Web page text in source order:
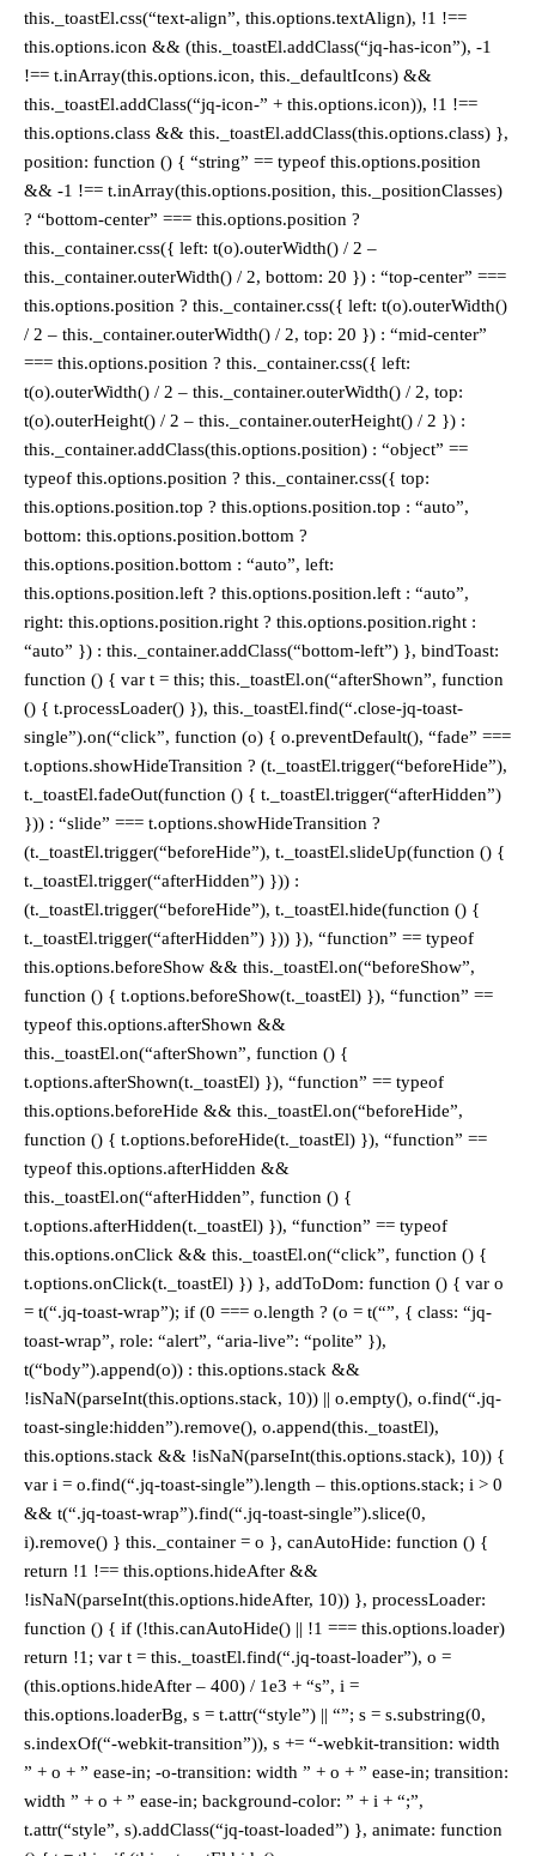
this._toastEl.css(“text-align”, this.options.textAlign), !1 !==
this.options.icon && (this._toastEl.addClass(“jq-has-icon”), -1
!== t.inArray(this.options.icon, this._defaultIcons) &&
this._toastEl.addClass(“jq-icon-” + this.options.icon)), !1 !==
this.options.class && this._toastEl.addClass(this.options.class) },
position: function () { “string” == typeof this.options.position
&& -1 !== t.inArray(this.options.position, this._positionClasses)
? “bottom-center” === this.options.position ?
this._container.css({ left: t(o).outerWidth() / 2 –
this._container.outerWidth() / 2, bottom: 20 }) : “top-center” ===
this.options.position ? this._container.css({ left: t(o).outerWidth()
/ 2 – this._container.outerWidth() / 2, top: 20 }) : “mid-center”
=== this.options.position ? this._container.css({ left:
t(o).outerWidth() / 2 – this._container.outerWidth() / 2, top:
t(o).outerHeight() / 2 – this._container.outerHeight() / 2 }) :
this._container.addClass(this.options.position) : “object” ==
typeof this.options.position ? this._container.css({ top:
this.options.position.top ? this.options.position.top : “auto”,
bottom: this.options.position.bottom ?
this.options.position.bottom : “auto”, left:
this.options.position.left ? this.options.position.left : “auto”,
right: this.options.position.right ? this.options.position.right :
“auto” }) : this._container.addClass(“bottom-left”) }, bindToast:
function () { var t = this; this._toastEl.on(“afterShown”, function
() { t.processLoader() }), this._toastEl.find(“.close-jq-toast-
single”).on(“click”, function (o) { o.preventDefault(), “fade” ===
t.options.showHideTransition ? (t._toastEl.trigger(“beforeHide”),
t._toastEl.fadeOut(function () { t._toastEl.trigger(“afterHidden”)
})) : “slide” === t.options.showHideTransition ?
(t._toastEl.trigger(“beforeHide”), t._toastEl.slideUp(function () {
t._toastEl.trigger(“afterHidden”) })) :
(t._toastEl.trigger(“beforeHide”), t._toastEl.hide(function () {
t._toastEl.trigger(“afterHidden”) })) }), “function” == typeof
this.options.beforeShow && this._toastEl.on(“beforeShow”,
function () { t.options.beforeShow(t._toastEl) }), “function” ==
typeof this.options.afterShown &&
this._toastEl.on(“afterShown”, function () {
t.options.afterShown(t._toastEl) }), “function” == typeof
this.options.beforeHide && this._toastEl.on(“beforeHide”,
function () { t.options.beforeHide(t._toastEl) }), “function” ==
typeof this.options.afterHidden &&
this._toastEl.on(“afterHidden”, function () {
t.options.afterHidden(t._toastEl) }), “function” == typeof
this.options.onClick && this._toastEl.on(“click”, function () {
t.options.onClick(t._toastEl) }) }, addToDom: function () { var o
= t(“.jq-toast-wrap”); if (0 === o.length ? (o = t(“”, { class: “jq-
toast-wrap”, role: “alert”, “aria-live”: “polite” }),
t(“body”).append(o)) : this.options.stack &&
!isNaN(parseInt(this.options.stack, 10)) || o.empty(), o.find(“.jq-
toast-single:hidden”).remove(), o.append(this._toastEl),
this.options.stack && !isNaN(parseInt(this.options.stack), 10)) {
var i = o.find(“.jq-toast-single”).length – this.options.stack; i > 0
&& t(“.jq-toast-wrap”).find(“.jq-toast-single”).slice(0,
i).remove() } this._container = o }, canAutoHide: function () {
return !1 !== this.options.hideAfter &&
!isNaN(parseInt(this.options.hideAfter, 10)) }, processLoader:
function () { if (!this.canAutoHide() || !1 === this.options.loader)
return !1; var t = this._toastEl.find(“.jq-toast-loader”), o =
(this.options.hideAfter – 400) / 1e3 + “s”, i =
this.options.loaderBg, s = t.attr(“style”) || “”; s = s.substring(0,
s.indexOf(“-webkit-transition”)), s += “-webkit-transition: width
” + o + ” ease-in; -o-transition: width ” + o + ” ease-in; transition:
width ” + o + ” ease-in; background-color: ” + i + “;”,
t.attr(“style”, s).addClass(“jq-toast-loaded”) }, animate: function